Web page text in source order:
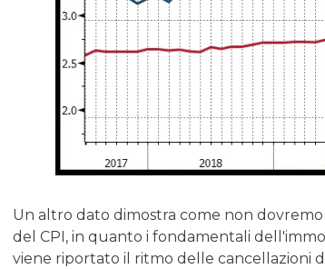
Un altro dato dimostra come non
del CPI, in quanto i fondamentali
viene riportato il ritmo delle cancellazioni